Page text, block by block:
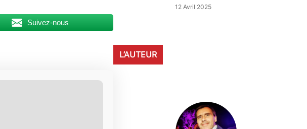
Suivez-nous
12 Avril 2025
L’AUTEUR